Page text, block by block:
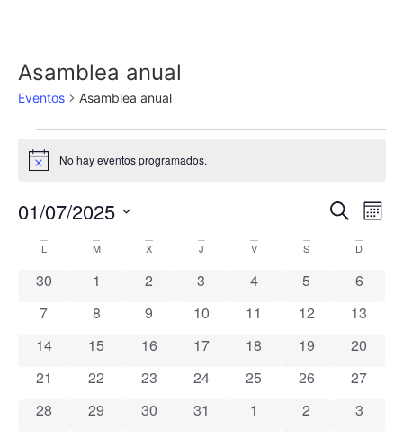
Asamblea anual
Eventos Asamblea anual
Aviso No hay eventos programados.
de
de
BuscarMes
01/07/2025
Calendario
de
Eventos
L M X J V S D
0 eventos
30 0 eventos
1 0 eventos
2 0 eventos
3 0 eventos
4 0 eventos
5 0
6
0 eventos
7 0 eventos
8 0 eventos
9 0 eventos
10 0 eventos
11 0 eventos
12 0
13
0 eventos
14 0 eventos
15 0 eventos
16 0 eventos
17 0 eventos
18 0 eventos
19 0
20
0 eventos
21 0 eventos
22 0 eventos
23 0 eventos
24 0 eventos
25 0 eventos
26 0
27
0 eventos
28 0 eventos
29 0 eventos
30 0 eventos
31 0 eventos
1 0 eventos
2 0
3